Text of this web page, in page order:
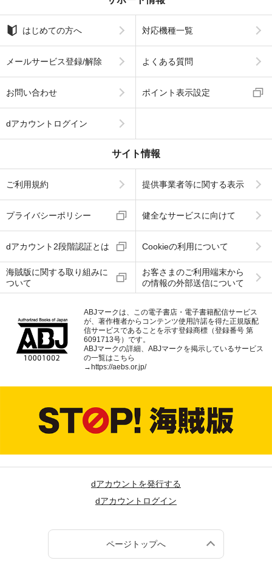
はじめての方へ 対応機種一覧
メールサービス登録/解除 よくある質問
お問い合わせ ポイント表示設定
dアカウントログイン
サイト情報
ご利用規約 提供事業者等に関する表示
プライバシーポリシー 健全なサービスに向けて
dアカウント2段階認証とは Cookieの利用について
海賊版に関する取り組みに
ついて
お客さまのご利用端末から
の情報の外部送信について
ABJマークは、この電子書店・電子書籍配信サービス
が、著作権者からコンテンツ使用許諾を得た正規版配
信サービスであることを示す登録商標（登録番号 第
6091713号）です。
ABJマークの詳細、ABJマークを掲示しているサービス
の一覧はこちら
→https://aebs.or.jp/
dアカウントを発行する
dアカウントログイン
ページトップへ